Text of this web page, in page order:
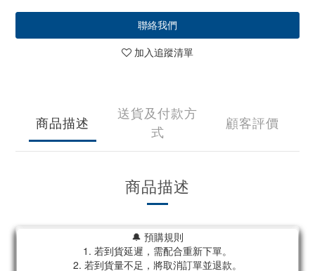
聯絡我們
加入追蹤清單
商品描述
送貨及付款方
式
顧客評價
商品描述
🔔 預購規則
1. 若到貨延遲，需配合重新下單。
2. 若到貨量不足，將取消訂單並退款。